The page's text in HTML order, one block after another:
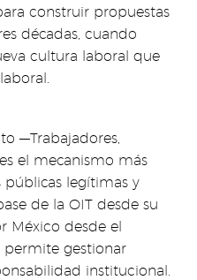
construir propuestas
décadas, cuando
cultura laboral que
—Trabajadores,
el mecanismo más
públicas legítimas y
de la OIT desde su
México desde el
permite gestionar
institucional.